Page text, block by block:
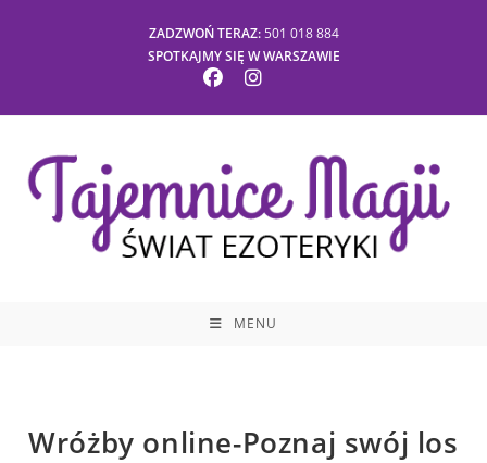
ZADZWOŃ TERAZ:501 018 884
SPOTKAJMY SIĘ W WARSZAWIE
MENU
Wróżby online-Poznaj swój los